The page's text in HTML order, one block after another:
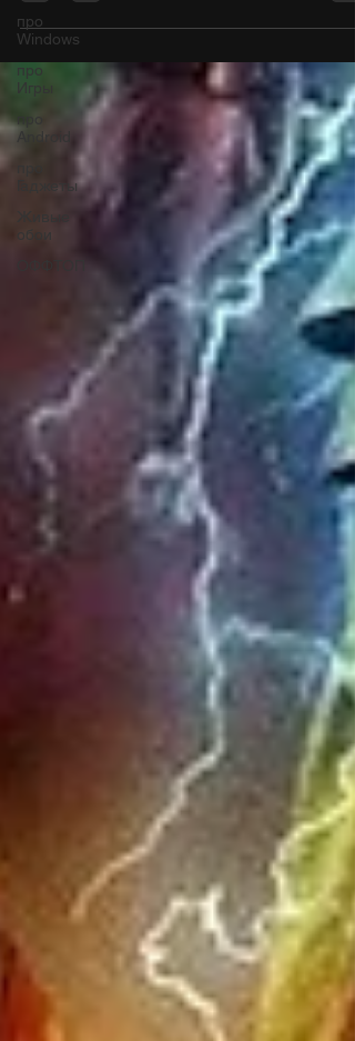
про
Windows
про
Игры
Android
Гаджеты
обои